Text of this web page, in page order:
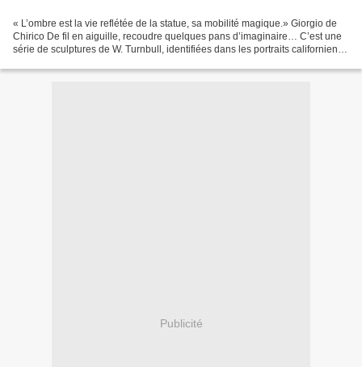
« L’ombre est la vie reflétée de la statue, sa mobilité magique.» Giorgio de
Chirico De fil en aiguille, recoudre quelques pans d’imaginaire… C’est une
série de sculptures de W. Turnbull, identifiées dans les portraits californiens
Publicité